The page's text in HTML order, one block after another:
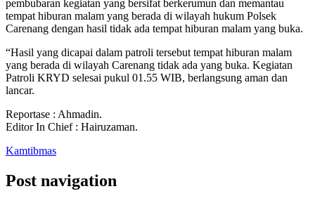
pembubaran kegiatan yang bersifat berkerumun dan memantau
tempat hiburan malam yang berada di wilayah hukum Polsek
Carenang dengan hasil tidak ada tempat hiburan malam yang buka.
“Hasil yang dicapai dalam patroli tersebut tempat hiburan malam
yang berada di wilayah Carenang tidak ada yang buka. Kegiatan
Patroli KRYD selesai pukul 01.55 WIB, berlangsung aman dan
lancar.
Reportase : Ahmadin.
Editor In Chief : Hairuzaman.
Kamtibmas
Post navigation